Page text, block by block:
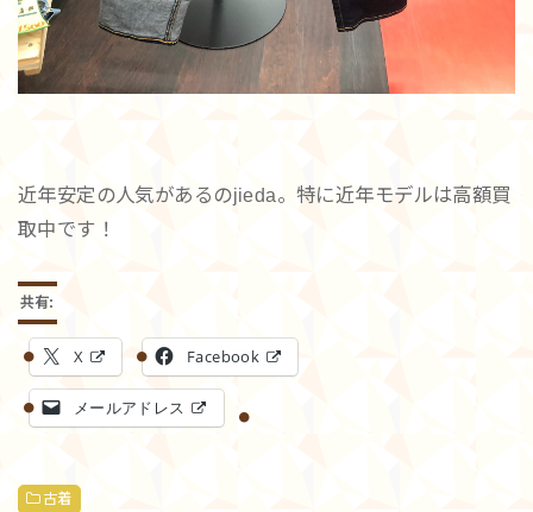
近年安定の人気があるのjieda。特に近年モデルは高額買
取中です！
共有:
X Facebook
メールアドレス
古着